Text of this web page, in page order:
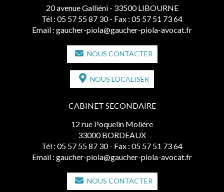
20 avenue Galliéni - 33500 LIBOURNE
Tél : 05 57 55 87 30 - Fax : 05 57 51 73 64
Email : gaucher-piola@gaucher-piola-avocat.fr
NOUS CONTACTER
NOUS LOCALISER
CABINET SECONDAIRE
12 rue Poquelin Molière
33000 BORDEAUX
Tél : 05 57 55 87 30 - Fax : 05 57 51 73 64
Email : gaucher-piola@gaucher-piola-avocat.fr
NOUS CONTACTER